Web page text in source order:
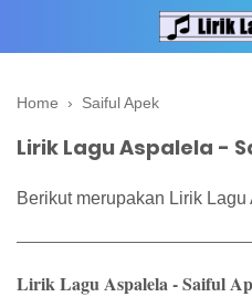
Home › Saiful Apek
Lirik Lagu Aspalela -
Berikut merupakan Lirik
Lirik Lagu Aspalela - Saiful